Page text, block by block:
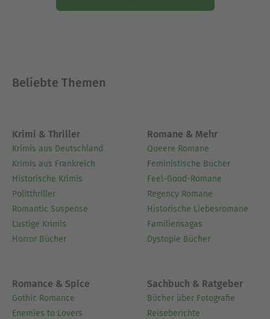
Beliebte Themen
Krimi & Thriller
Krimis aus Deutschland
Krimis aus Frankreich
Historische Krimis
Politthriller
Romantic Suspense
Lustige Krimis
Horror Bücher
Romane & Mehr
Queere Romane
Feministische Bücher
Feel-Good-Romane
Regency Romane
Historische Liebesromane
Familiensagas
Dystopie Bücher
Romance & Spice
Gothic Romance
Enemies to Lovers
Sachbuch & Ratgeber
Bücher über Fotografie
Reiseberichte